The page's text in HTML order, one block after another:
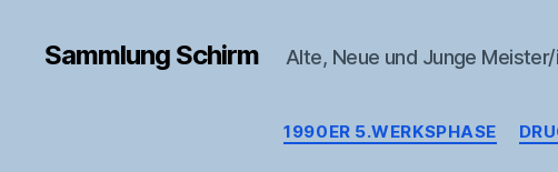
Sammlung Schirm Alte, Neue und Junge
1990ER 5.WERKSPHASE